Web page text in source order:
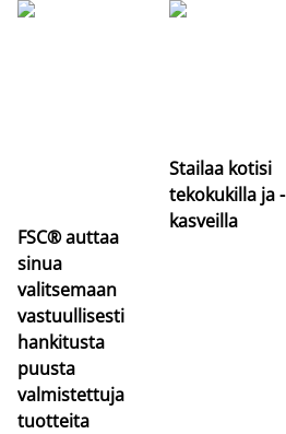
FSC® auttaa
sinua
valitsemaan
vastuullisesti
hankitusta
puusta
valmistettuja
tuotteita
Stailaa kotisi
tekokukilla ja -
kasveilla